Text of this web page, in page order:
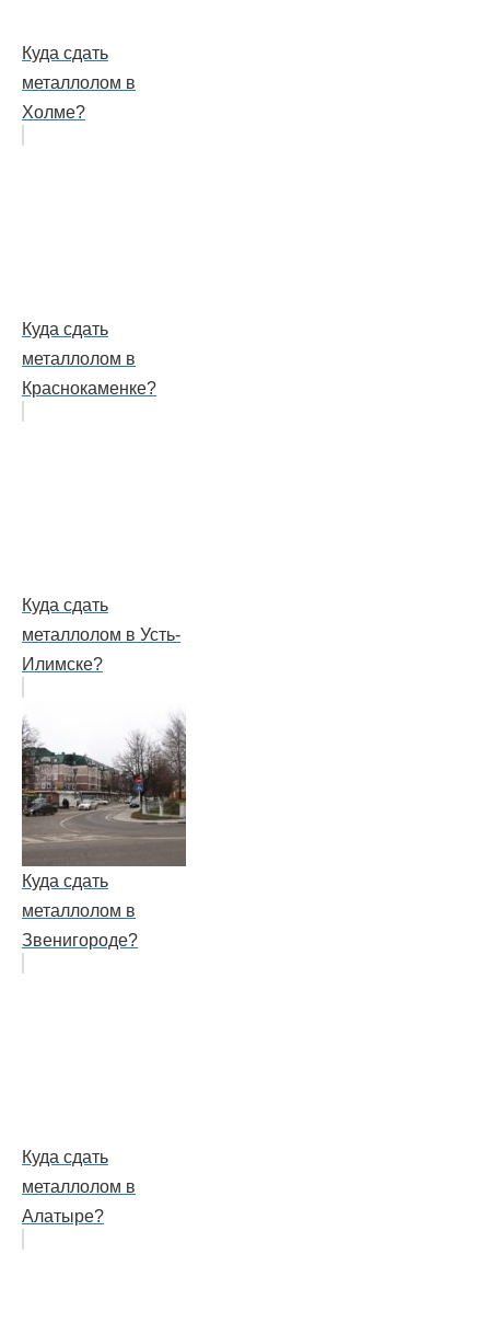
Куда сдать
металлолом в
Холме?
Куда сдать
металлолом в
Краснокаменке?
Куда сдать
металлолом в Усть-
Илимске?
Куда сдать
металлолом в
Звенигороде?
Куда сдать
металлолом в
Алатыре?